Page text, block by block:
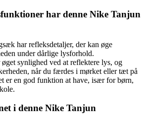
har denne Nike Tanjun
har refleksdetaljer, der kan øge
under dårlige lysforhold.
synlighed ved at reflektere lys, og
når du færdes i mørket eller tæt på
er en god funktion at have, især for børn,
i denne Nike Tanjun